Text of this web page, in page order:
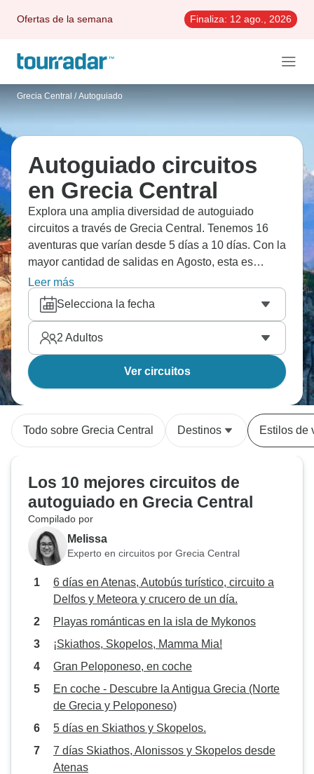
Ofertas de la semana Finaliza: 12 ago., 2026
Grecia Central / Autoguiado
Autoguiado circuitos
en Grecia Central
Explora una amplia diversidad de autoguiado
circuitos a través de Grecia Central. Tenemos 16
aventuras que varían desde 5 días a 10 días. Con la
mayor cantidad de salidas en Agosto, esta es
también la época más popular del año.
Leer más
Selecciona la fecha
2 Adultos
Ver circuitos
Todo sobre Grecia Central Destinos Estilos de
Los 10 mejores circuitos de
autoguiado en Grecia Central
Compilado por
Melissa
Experto en circuitos por Grecia Central
6 días en Atenas, Autobús turístico, circuito a
Delfos y Meteora y crucero de un día.
Playas románticas en la isla de Mykonos
¡Skiathos, Skopelos, Mamma Mia!
Gran Peloponeso, en coche
En coche - Descubre la Antigua Grecia (Norte
de Grecia y Peloponeso)
5 días en Skiathos y Skopelos.
7 días Skiathos, Alonissos y Skopelos desde
Atenas